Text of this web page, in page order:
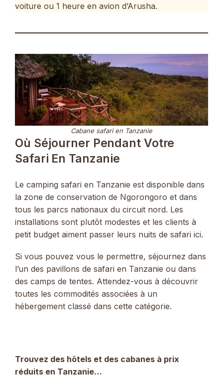
voiture ou 1 heure en avion d’Arusha.
Cabane safari en Tanzanie
Où Séjourner Pendant Votre
Safari En Tanzanie
Le camping safari en Tanzanie est disponible dans
la zone de conservation de Ngorongoro et dans
tous les parcs nationaux du circuit nord. Les
installations sont plutôt modestes et les clients à
petit budget aiment passer leurs nuits de safari ici.
Si vous pouvez vous le permettre, séjournez dans
l’un des pavillons de safari en Tanzanie ou dans
des camps de tentes. Attendez-vous à découvrir
toutes les commodités associées à un
hébergement classé dans cette catégorie.
Trouvez des hôtels et des cabanes à prix
réduits en Tanzanie…